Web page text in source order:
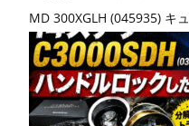
MD 300XGLH (045935) キ